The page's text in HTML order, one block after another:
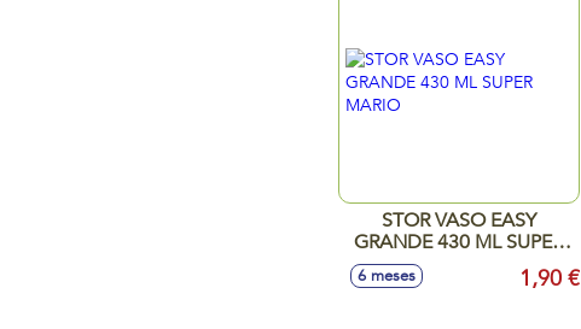
STOR VASO EASY
GRANDE 430 ML SUPER
6 meses 1,90 €